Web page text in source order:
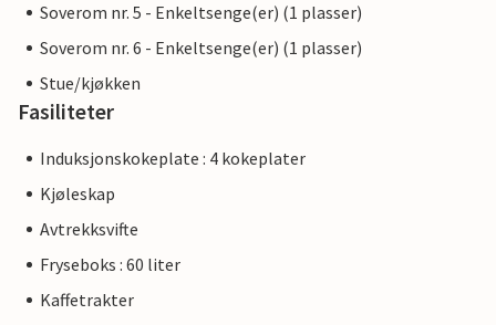
Soverom nr. 5 - Enkeltsenge(er) (1 plasser)
Soverom nr. 6 - Enkeltsenge(er) (1 plasser)
Stue/kjøkken
Fasiliteter
Induksjonskokeplate : 4 kokeplater
Kjøleskap
Avtrekksvifte
Fryseboks : 60 liter
Kaffetrakter